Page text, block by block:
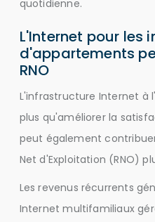
quotidienne.
L'Internet pour les
d'appartements
RNO
L'infrastructure Internet à
plus qu'améliorer la
peut également
Net d'Exploitation (RNO)
Les revenus récurrents
Internet multifamiliaux